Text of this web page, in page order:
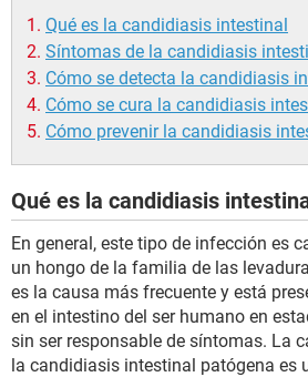
Qué es la candidiasis intestinal
Síntomas de la candidiasis
Cómo se detecta la candidiasis
Cómo se cura la candidiasis
Cómo prevenir la candidiasis
Qué es la candidiasis
En general, este tipo de infección es
un hongo de la familia de las
es la causa más frecuente y está
en el intestino del ser humano en
sin ser responsable de síntomas. La
la candidiasis intestinal patógena es